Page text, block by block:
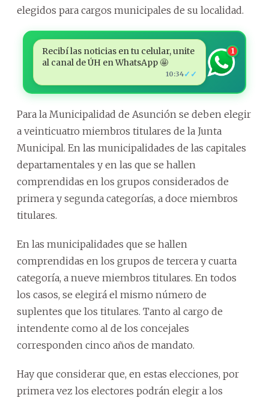
elegidos para cargos municipales de su localidad.
Recibí las noticias en tu celular, unite
al canal de ÚH en WhatsApp 🤩
10:34✓✓
1
Para la Municipalidad de Asunción se deben elegir
a veinticuatro miembros titulares de la Junta
Municipal. En las municipalidades de las capitales
departamentales y en las que se hallen
comprendidas en los grupos considerados de
primera y segunda categorías, a doce miembros
titulares.
En las municipalidades que se hallen
comprendidas en los grupos de tercera y cuarta
categoría, a nueve miembros titulares. En todos
los casos, se elegirá el mismo número de
suplentes que los titulares. Tanto al cargo de
intendente como al de los concejales
corresponden cinco años de mandato.
Hay que considerar que, en estas elecciones, por
primera vez los electores podrán elegir a los